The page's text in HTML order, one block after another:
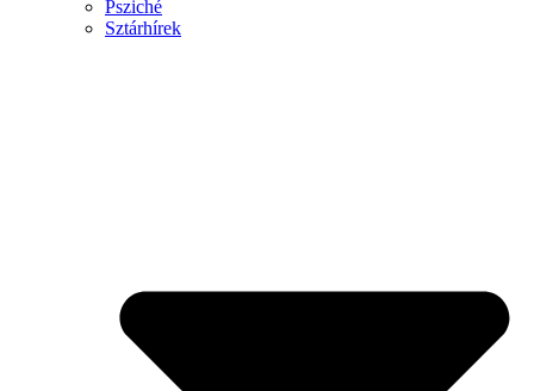
Psziché
Sztárhírek